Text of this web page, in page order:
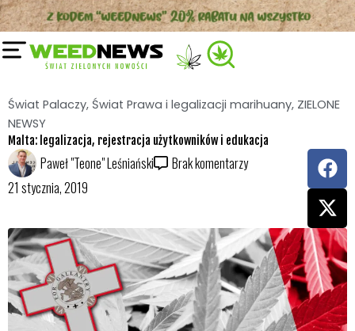
Przejdź
do
treści
Świat Palaczy, Świat Prawa i legalizacji marihuany, ZIELONE
NEWSY
Malta: legalizacja, rejestracja użytkowników i edukacja
Paweł "Teone" Leśniański
Brak komentarzy
21 stycznia, 2019
F
a
c
e
b
o
o
k
X
-
t
w
i
t
t
e
r